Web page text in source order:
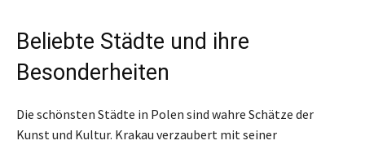
Beliebte Städte und ihre
Besonderheiten
Die schönsten Städte in Polen sind wahre Schätze der
Kunst und Kultur. Krakau verzaubert mit seiner